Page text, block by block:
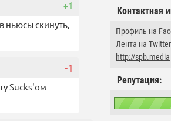
Контактная
Профиль на
Лента на Twitter
http://spb.media
Репутация:
+1
ньюсы скинуть,
-1
Sucks'ом